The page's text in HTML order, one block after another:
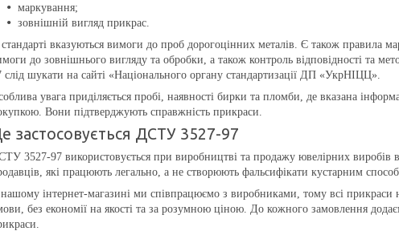
маркування;
зовнішній вигляд прикрас.
вказуються вимоги до проб дорогоцінних металів. Є також правила
до зовнішнього вигляду та обробки, а також контроль відповідності та
слід шукати на сайті «Національного органу стандартизації ДП «УкрНІЦЦ».
увага приділяється пробі, наявності бирки та пломби, де вказана
Вони підтверджують справжність прикраси.
застосовується ДСТУ 3527-97
3527-97 використовується при виробництві та продажу ювелірних виробів
які працюють легально, а не створюють фальсифікати кустарним
інтернет-магазині ми співпрацюємо з виробниками, тому всі прикраси
без економії на якості та за розумною ціною. До кожного замовлення